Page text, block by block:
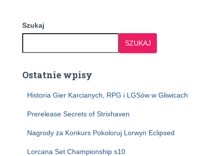
Szukaj
SZUKAJ
Ostatnie wpisy
Historia Gier Karcianych, RPG i LGSów w Gliwicach
Prerelease Secrets of Strixhaven
Nagrody za Konkurs Pokoloruj Lorwyn Eclipsed
Lorcana Set Championship s10